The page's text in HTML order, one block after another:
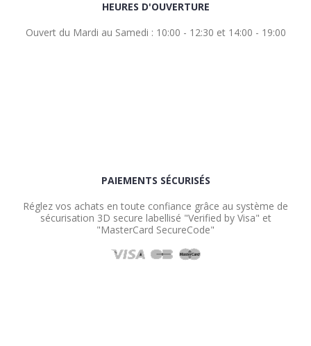
HEURES D'OUVERTURE
Ouvert du Mardi au Samedi : 10:00 - 12:30 et 14:00 - 19:00
PAIEMENTS SÉCURISÉS
Réglez vos achats en toute confiance grâce au système de
sécurisation 3D secure labellisé "Verified by Visa" et
"MasterCard SecureCode"